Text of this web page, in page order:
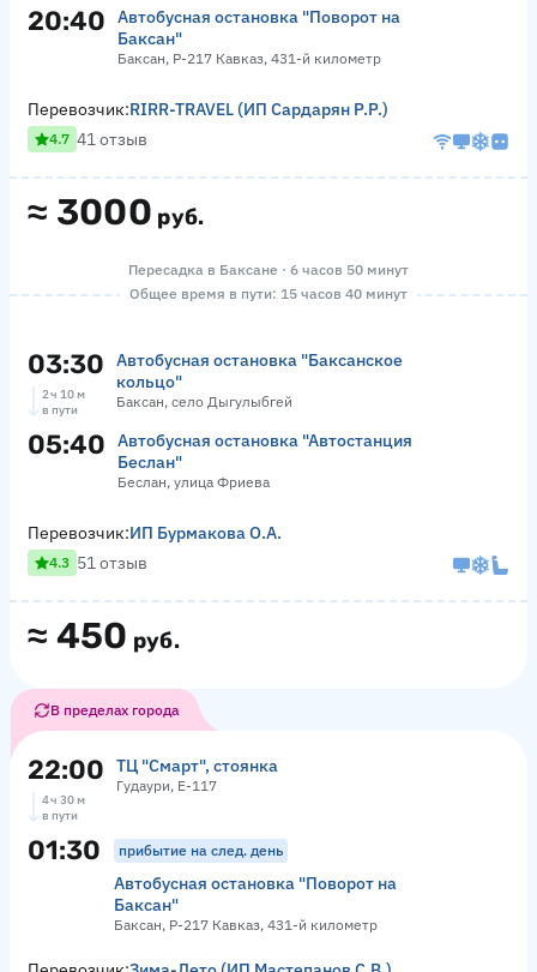
20:40
Автобусная остановка "Поворот на
Баксан"
Баксан, Р-217 Кавказ, 431-й километр
≈ 3000 руб.
Перевозчик:RIRR-TRAVEL (ИП Сардарян Р.Р.)
4.7 41 отзыв
Пересадка в Баксане · 6 часов 50 минут
Общее время в пути: 15 часов 40 минут
03:30
Автобусная остановка "Баксанское
кольцо"
Баксан, село Дыгулыбгей
2 ч 10 м
в пути
05:40
Автобусная остановка "Автостанция
Беслан"
Беслан, улица Фриева
≈ 450 руб.
Перевозчик:ИП Бурмакова О.А.
4.3 51 отзыв
В пределах города
22:00 ТЦ "Смарт", стоянка
Гудаури, Е-117
4 ч 30 м
в пути
01:30 прибытие на след. день
Автобусная остановка "Поворот на
Баксан"
Баксан, Р-217 Кавказ, 431-й километр